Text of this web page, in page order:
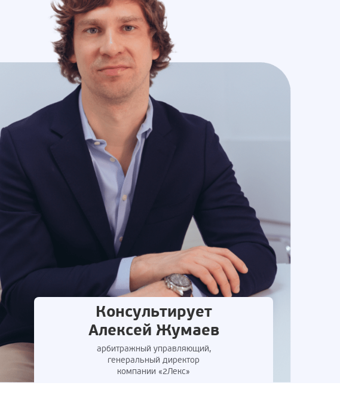
Консультирует
Алексей Жумаев
арбитражный управляющий,
генеральный директор
компании «2Лекс»